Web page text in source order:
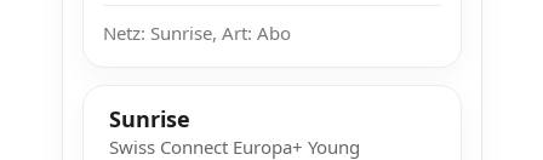
Netz: Sunrise, Art: Abo
Sunrise
Swiss Connect Europa+ Young